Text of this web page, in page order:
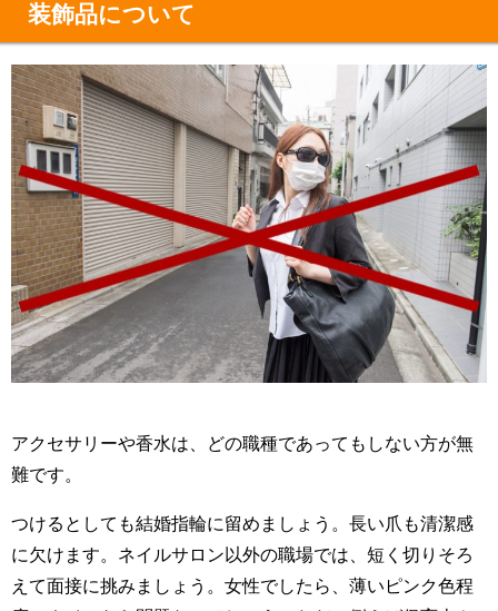
装飾品について
アクセサリーや香水は、どの職種であってもしない方が無
難です。
つけるとしても結婚指輪に留めましょう。長い爪も清潔感
に欠けます。ネイルサロン以外の職場では、短く切りそろ
えて面接に挑みましょう。女性でしたら、薄いピンク色程